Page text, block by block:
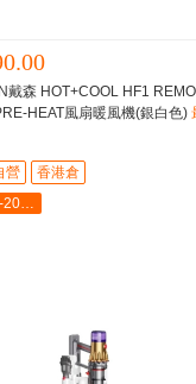
戴森 HOT+COOL HF1
HEAT風扇暖風機(銀白色)
營
香港倉
每200-20最多-2000